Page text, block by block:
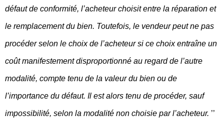
défaut de conformité, l’acheteur choisit entre la réparation et
le remplacement du bien. Toutefois, le vendeur peut ne pas
procéder selon le choix de l’acheteur si ce choix entraîne un
coût manifestement disproportionné au regard de l’autre
modalité, compte tenu de la valeur du bien ou de
l’importance du défaut. Il est alors tenu de procéder, sauf
impossibilité, selon la modalité non choisie par l’acheteur. ’’